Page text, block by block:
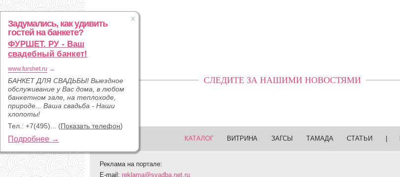
Задумались, как удивить
гостей на банкете?
ФУРШЕТ. РУ - Ваш
свадебный банкет!
www.furshet.ru →
БАНКЕТ ДЛЯ СВАДЬБЫ! Выездное
обслуживание у Вас дома, в любом
банкетном зале, на теплоходе,
природе... Ваша свадьба - Наши
хлопоты!
Тел.: +7(495)... (Показать телефон)
Подробнее →
СЛЕДИТЕ ЗА НАШИМИ НОВОСТЯМИ
КАТАЛОГ ВИТРИНА ЗАГСЫ ТАМАДА СТАТЬИ
Реклама на портале:
E-mail: reklama@svadba.net.ru